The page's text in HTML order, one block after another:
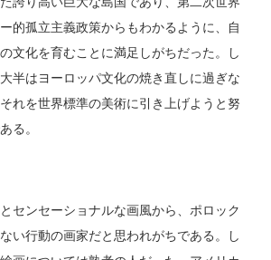
的孤立主義政策からもわかるように、自
文化を育むことに満足しがちだった。し
半はヨーロッパ文化の焼き直しに過ぎな
れを世界標準の美術に引き上げようと努
る。
センセーショナルな画風から、ポロック
い行動の画家だと思われがちである。し